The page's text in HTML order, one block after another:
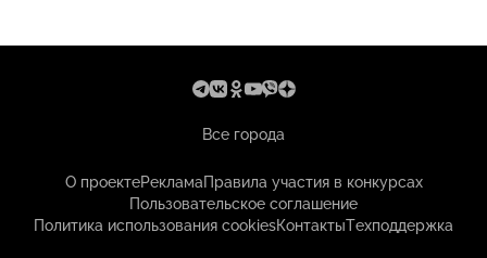
Все города
О проектеРекламаПравила участия в конкурсах
Пользовательское соглашение
Политика использования cookiesКонтактыТехподдержка